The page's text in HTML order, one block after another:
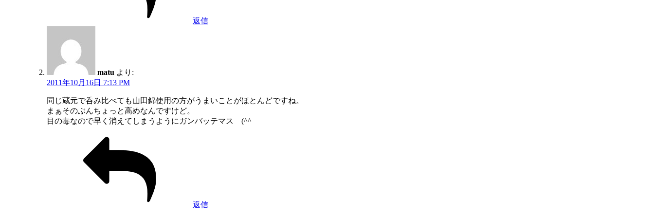
返信
matu より:
2011年10月16日 7:13 PM
同じ蔵元で呑み比べても山田錦使用の方がうまいことがほとんどですね。
まぁそのぶんちょっと高めなんですけど。
目の毒なので早く消えてしまうようにガンバッテマス (^^ゞ
返信